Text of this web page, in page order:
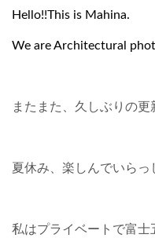
Hello!!This is Mahina.
We are Architectural
またまた、久しぶりの更
夏休み、楽しんでいらっ
私はプライベートで富士